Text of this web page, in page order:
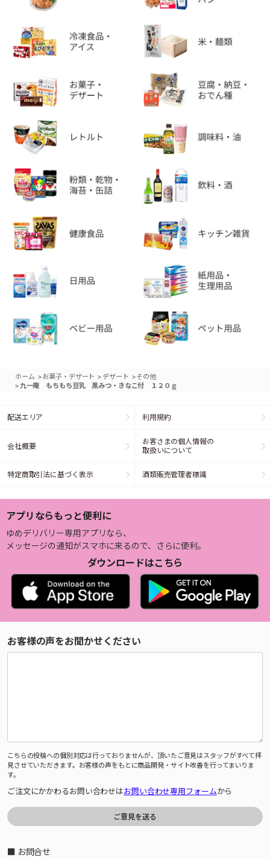
ホーム >お菓子・デザート > デザート >その他
>九一庵 もちもち豆乳 黒みつ・きなこ付 １２０ｇ
配送エリア 利用規約
会社概要
お客さまの個人情報の
取扱いについて
特定商取引法に基づく表示 酒類販売管理者標識
アプリならもっと便利に
ゆめデリバリー専用アプリなら、
メッセージの通知がスマホに来るので、さらに便利。
ダウンロードはこちら
お客様の声をお聞かせください
こちらの投稿への個別対応は行っておりませんが、頂いたご意見はスタッフがすべて拝
見させていただきます。お客様の声をもとに商品開発・サイト改善を行ってまいりま
す。
ご注文にかかわるお問い合わせはお問い合わせ専用フォームから
■ お問合せ